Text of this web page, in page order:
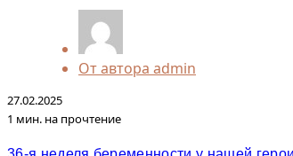
От автора admin
27.02.2025
1 мин. на прочтение